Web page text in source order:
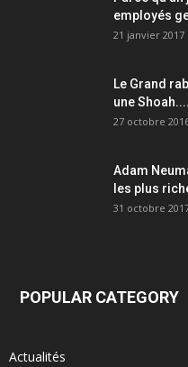
employés
21 janvier 2017
Le Grand
une Shoah....
27 octobre
Adam
les plus
31 octobre
POPULAR CATEGORY
Actualités